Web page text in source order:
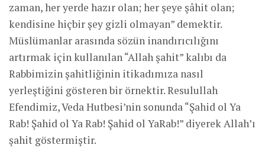
zaman, her yerde hazır olan; her şeye şâhit olan;
kendisine hiçbir şey gizli olmayan” demektir.
Müslümanlar arasında sözün inandırıcılığını
artırmak için kullanılan “Allah şahit” kalıbı da
Rabbimizin şahitliğinin itikadımıza nasıl
yerleştiğini gösteren bir örnektir. Resulullah
Efendimiz, Veda Hutbesi’nin sonunda “Şahid ol Ya
Rab! Şahid ol Ya Rab! Şahid ol YaRab!” diyerek Allah’ı
şahit göstermiştir.